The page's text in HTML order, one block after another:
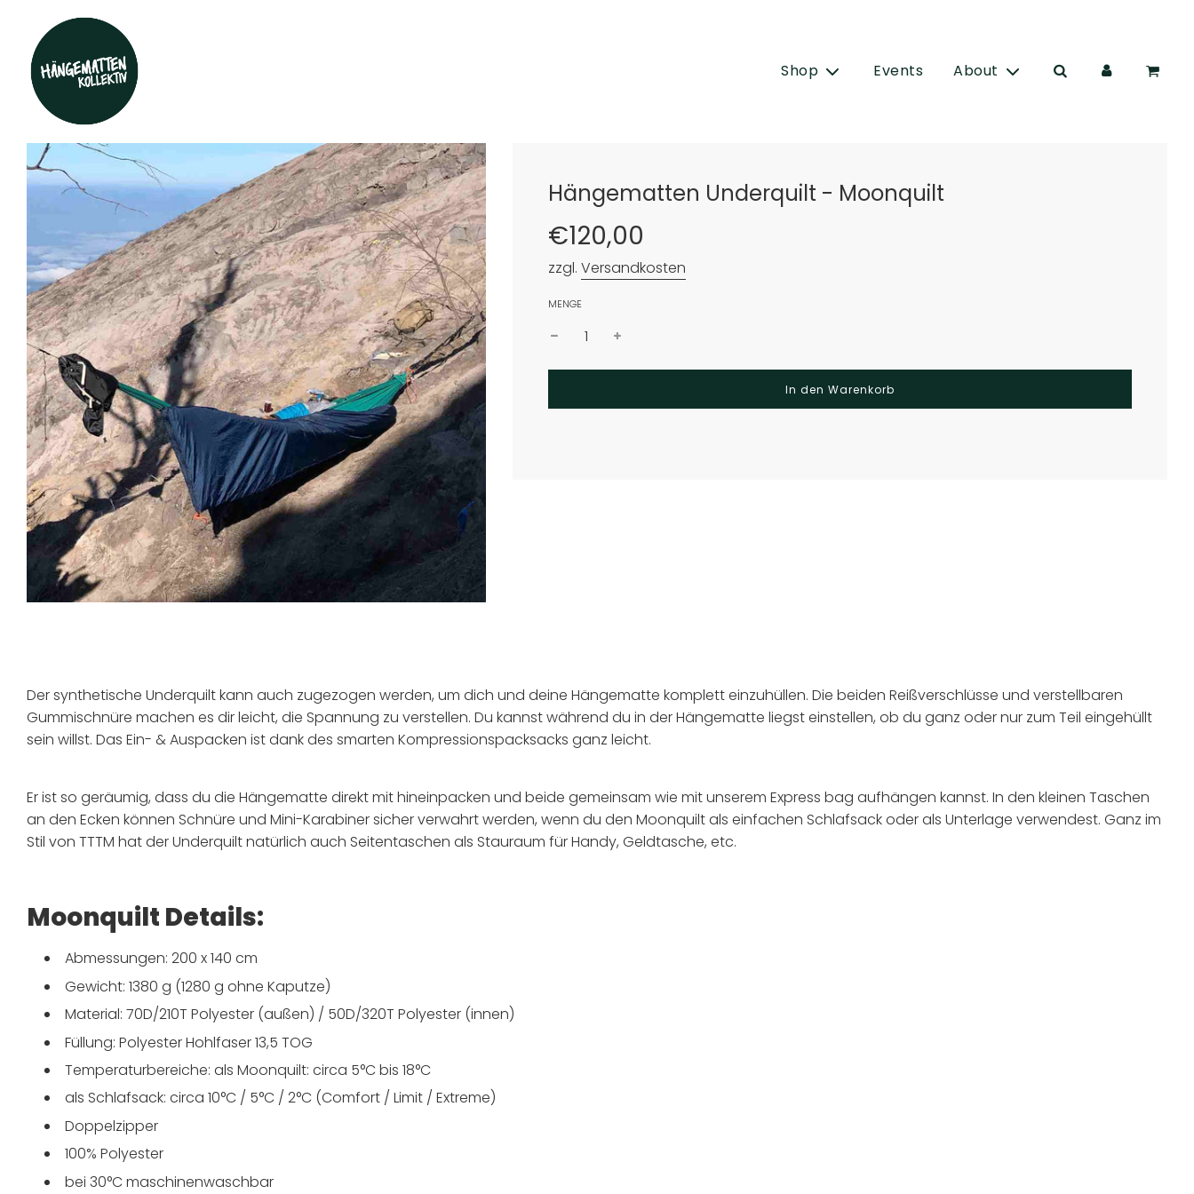
Shop Events About
Hängematten Underquilt - Moonquilt
Sonderpreis
Normaler
Preis
€120,00
zzgl.Versandkosten
MENGE
W
In den Warenkorb
Der synthetische Underquilt kann auch zugezogen werden, um dich und deine Hängematte komplett einzuhüllen. Die beiden Reißverschlüsse und verstellbaren
Gummischnüre machen es dir leicht, die Spannung zu verstellen. Du kannst während du in der Hängematte liegst einstellen, ob du ganz oder nur zum Teil eingehüllt
sein willst. Das Ein- & Auspacken ist dank des smarten Kompressionspacksacks ganz leicht.
Er ist so geräumig, dass du die Hängematte direkt mit hineinpacken und beide gemeinsam wie mit unserem Express bag aufhängen kannst. In den kleinen Taschen
an den Ecken können Schnüre und Mini-Karabiner sicher verwahrt werden, wenn du den Moonquilt als einfachen Schlafsack oder als Unterlage verwendest. Ganz im
Stil von TTTM hat der Underquilt natürlich auch Seitentaschen als Stauraum für Handy, Geldtasche, etc.
Moonquilt Details:
Abmessungen: 200 x 140 cm
Gewicht: 1380 g (1280 g ohne Kaputze)
Material: 70D/210T Polyester (außen) / 50D/320T Polyester (innen)
Füllung: Polyester Hohlfaser 13,5 TOG
Temperaturbereiche: als Moonquilt: circa 5°C bis 18°C
als Schlafsack: circa 10°C / 5°C / 2°C (Comfort / Limit / Extreme)
Doppelzipper
100% Polyester
bei 30°C maschinenwaschbar